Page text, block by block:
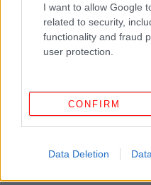
I want to allow Google
related to security,
functionality and fraud
user protection.
CONFIRM
Data Deletion